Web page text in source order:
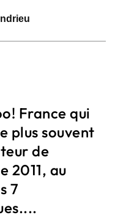
France qui
plus souvent
de
2011, au
7